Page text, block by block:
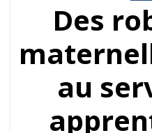
Des
au